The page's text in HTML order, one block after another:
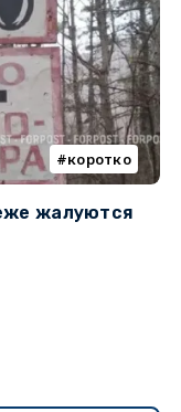
коротко
жалуются